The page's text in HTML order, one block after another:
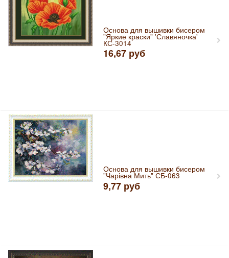
Основа для вышивки бисером
"Яркие краски" 'Славяночка'
КС-3014
16,67 руб
Основа для вышивки бисером
"Чарівна Мить" СБ-063
9,77 руб